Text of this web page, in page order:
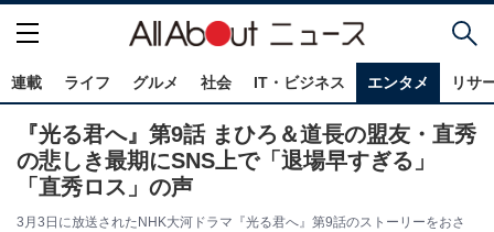
連載 ライフ グルメ 社会 IT・ビジネス エンタメ リサ
『光る君へ』第9話 まひろ＆道長の盟友・直秀
の悲しき最期にSNS上で「退場早すぎる」
「直秀ロス」の声
3月3日に放送されたNHK大河ドラマ『光る君へ』第9話のストーリーをおさ